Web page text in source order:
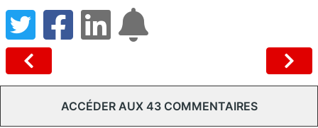
ACCÉDER AUX 43 COMMENTAIRES